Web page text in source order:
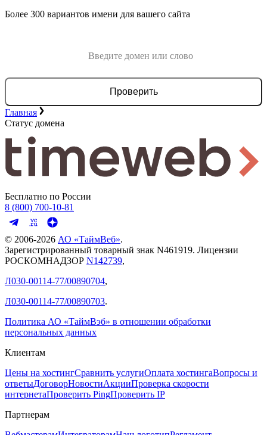
Более 300 вариантов имени для вашего сайта
Проверить
Главная
Статус домена
Бесплатно по России
8 (800) 700-10-81
© 2006-2026 АО «ТаймВеб».
Зарегистрированный товарный знак N461919. Лицензии
РОСКОМНАДЗОР N142739,
Л030-00114-77/00890704,
Л030-00114-77/00890703.
Политика АО «ТаймВэб» в отношении обработки
персональных данных
Клиентам
Цены на хостингСравнить услугиОплата хостингаВопросы и
ответыДоговорНовостиАкцииПроверка скорости
интернетаПроверить PingПроверить IP
Партнерам